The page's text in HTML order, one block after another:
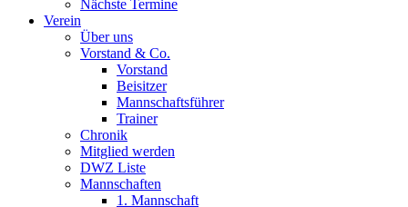
Nächste Termine
Verein
Über uns
Vorstand & Co.
Vorstand
Beisitzer
Mannschaftsführer
Trainer
Chronik
Mitglied werden
DWZ Liste
Mannschaften
1. Mannschaft